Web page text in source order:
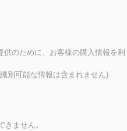
のために、お客様の購入情報を利
別可能な情報は含まれません)
ません。